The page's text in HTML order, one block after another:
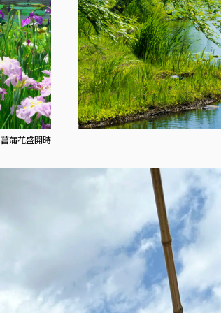
菖蒲花盛開時